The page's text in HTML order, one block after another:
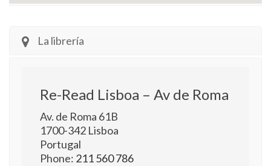
La librería
Re-Read Lisboa – Av de Roma
Av. de Roma 61B
1700-342 Lisboa
Portugal
Phone: 211 560 786